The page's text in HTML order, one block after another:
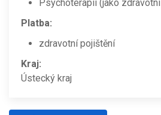
Psychoterapii (jako
Platba:
zdravotní pojištění
Kraj:
Ústecký kraj